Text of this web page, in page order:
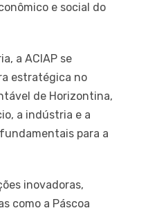
e social do
a ACIAP se
estratégica no
de Horizontina,
a indústria e a
para a
inovadoras,
como a Páscoa